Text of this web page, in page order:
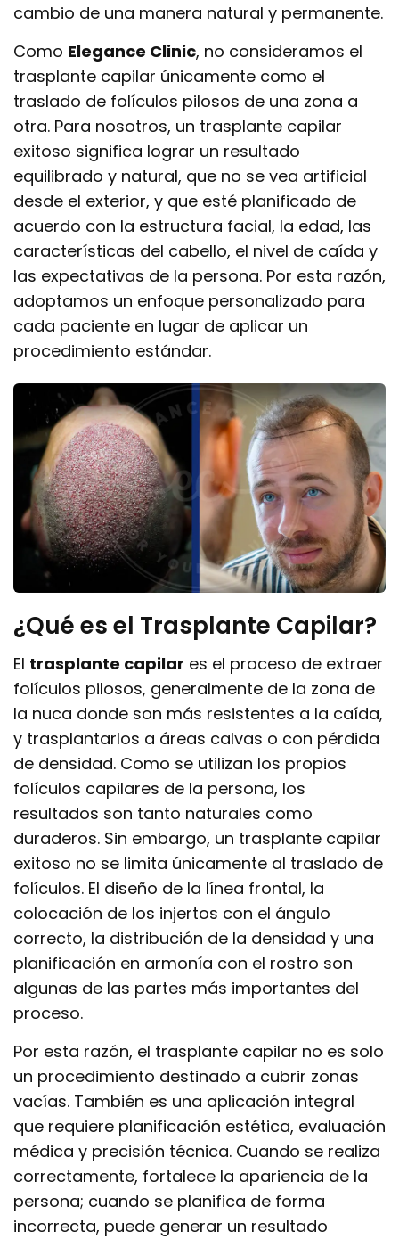
cambio de una manera natural y permanente.
Como Elegance Clinic, no consideramos el
trasplante capilar únicamente como el
traslado de folículos pilosos de una zona a
otra. Para nosotros, un trasplante capilar
exitoso significa lograr un resultado
equilibrado y natural, que no se vea artificial
desde el exterior, y que esté planificado de
acuerdo con la estructura facial, la edad, las
características del cabello, el nivel de caída y
las expectativas de la persona. Por esta razón,
adoptamos un enfoque personalizado para
cada paciente en lugar de aplicar un
procedimiento estándar.
¿Qué es el Trasplante Capilar?
El trasplante capilar es el proceso de extraer
folículos pilosos, generalmente de la zona de
la nuca donde son más resistentes a la caída,
y trasplantarlos a áreas calvas o con pérdida
de densidad. Como se utilizan los propios
folículos capilares de la persona, los
resultados son tanto naturales como
duraderos. Sin embargo, un trasplante capilar
exitoso no se limita únicamente al traslado de
folículos. El diseño de la línea frontal, la
colocación de los injertos con el ángulo
correcto, la distribución de la densidad y una
planificación en armonía con el rostro son
algunas de las partes más importantes del
proceso.
Por esta razón, el trasplante capilar no es solo
un procedimiento destinado a cubrir zonas
vacías. También es una aplicación integral
que requiere planificación estética, evaluación
médica y precisión técnica. Cuando se realiza
correctamente, fortalece la apariencia de la
persona; cuando se planifica de forma
incorrecta, puede generar un resultado